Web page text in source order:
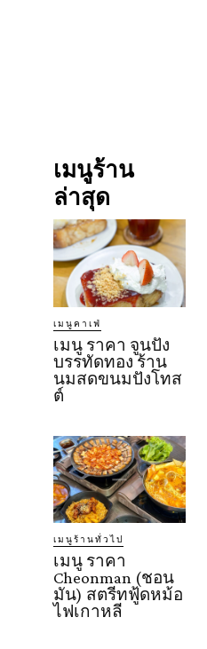
เมนูร้าน
ล่าสุด
เมนูคาเฟ่
เมนู ราคา จูนปัง
บรรทัดทอง ร้าน
นมสดขนมปังโทส
ต์
เมนูร้านทั่วไป
เมนู ราคา
Cheonman (ชอน
มัน) สตรีทฟู้ดหม้อ
ไฟเกาหลี